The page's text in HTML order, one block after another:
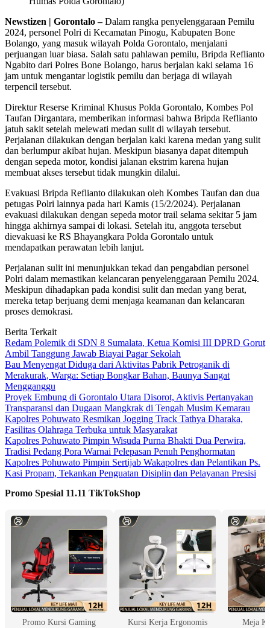
Newstizen | Gorontalo –Dalam rangka penyelenggaraan Pemilu
2024, personel Polri di Kecamatan Pinogu, Kabupaten Bone
Bolango, yang masuk wilayah Polda Gorontalo, menjalani
perjuangan luar biasa. Salah satu pahlawan pemilu, Bripda Reflianto
Ngabito dari Polres Bone Bolango, harus berjalan kaki selama 16
jam untuk mengantar logistik pemilu dan berjaga di wilayah
terpencil tersebut.
Direktur Reserse Kriminal Khusus Polda Gorontalo, Kombes Pol
Taufan Dirgantara, memberikan informasi bahwa Bripda Reflianto
jatuh sakit setelah melewati medan sulit di wilayah tersebut.
Perjalanan dilakukan dengan berjalan kaki karena medan yang sulit
dan berlumpur akibat hujan. Meskipun biasanya dapat ditempuh
dengan sepeda motor, kondisi jalanan ekstrim karena hujan
membuat akses tersebut tidak mungkin dilalui.
Evakuasi Bripda Reflianto dilakukan oleh Kombes Taufan dan dua
petugas Polri lainnya pada hari Kamis (15/2/2024). Perjalanan
evakuasi dilakukan dengan sepeda motor trail selama sekitar 5 jam
hingga akhirnya sampai di lokasi. Setelah itu, anggota tersebut
dievakuasi ke RS Bhayangkara Polda Gorontalo untuk
mendapatkan perawatan lebih lanjut.
Perjalanan sulit ini menunjukkan tekad dan pengabdian personel
Polri dalam memastikan kelancaran penyelenggaraan Pemilu 2024.
Meskipun dihadapkan pada kondisi sulit dan medan yang berat,
mereka tetap berjuang demi menjaga keamanan dan kelancaran
proses demokrasi.
Berita Terkait
Redam Polemik di SDN 8 Sumalata, Ketua Komisi III DPRD Gorut
Ambil Tanggung Jawab Biayai Pagar Sekolah
Bau Menyengat Diduga dari Aktivitas Pabrik Petroganik di
Merakurak, Warga: Setiap Bongkar Bahan, Baunya Sangat
Mengganggu
Proyek Embung di Gorontalo Utara Disorot, Aktivis Pertanyakan
Transparansi dan Dugaan Mangkrak di Tengah Musim Kemarau
Kapolres Pohuwato Resmikan Jogging Track Tathya Dharaka,
Fasilitas Olahraga Terbuka untuk Masyarakat
Kapolres Pohuwato Pimpin Wisuda Purna Bhakti Dua Perwira,
Tradisi Pedang Pora Warnai Pelepasan Penuh Penghormatan
Kapolres Pohuwato Pimpin Sertijab Wakapolres dan Pelantikan Ps.
Kasi Propam, Tekankan Penguatan Disiplin dan Pelayanan Presisi
Promo Spesial 11.11 TikTokShop
Promo Kursi Gaming Kursi Kerja Ergonomis Meja